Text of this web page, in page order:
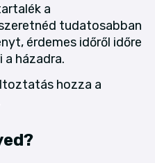
a
tudatosabban
érdemes időről időre
a házadra.
hozza a